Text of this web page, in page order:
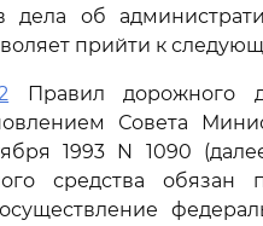
дела об
прийти к
Правил дорожного
Совета
1993 N 1090
средства